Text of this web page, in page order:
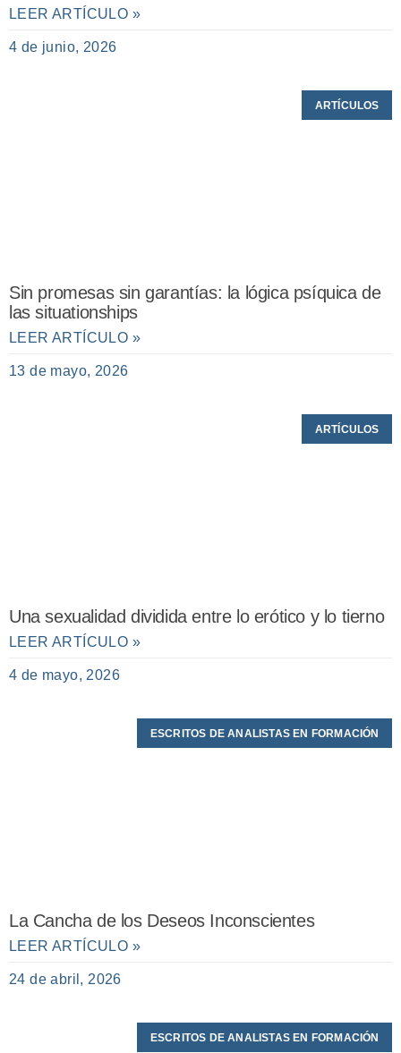
LEER ARTÍCULO »
4 de junio, 2026
ARTÍCULOS
Sin promesas sin garantías: la lógica psíquica de
las situationships
LEER ARTÍCULO »
13 de mayo, 2026
ARTÍCULOS
Una sexualidad dividida entre lo erótico y lo tierno
LEER ARTÍCULO »
4 de mayo, 2026
ESCRITOS DE ANALISTAS EN FORMACIÓN
La Cancha de los Deseos Inconscientes
LEER ARTÍCULO »
24 de abril, 2026
ESCRITOS DE ANALISTAS EN FORMACIÓN